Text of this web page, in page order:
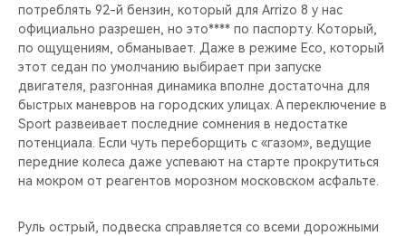
потреблять 92-й бензин, который для Arrizo 8 у нас
официально разрешен, но это**** по паспорту. Который,
по ощущениям, обманывает. Даже в режиме Eco, который
этот седан по умолчанию выбирает при запуске
двигателя, разгонная динамика вполне достаточна для
быстрых маневров на городских улицах. А переключение в
Sport развеивает последние сомнения в недостатке
потенциала. Если чуть переборщить с «газом», ведущие
передние колеса даже успевают на старте прокрутиться
на мокром от реагентов морозном московском асфальте.
Руль острый, подвеска справляется со всеми дорожными